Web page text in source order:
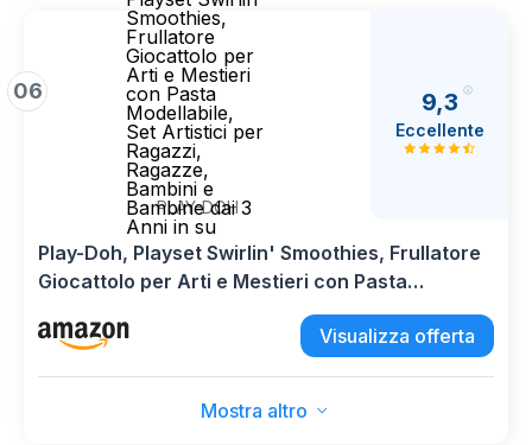
06
Smoothies,
Frullatore
Giocattolo per
Arti e Mestieri
con Pasta
Modellabile,
Set Artistici per
Ragazzi,
Ragazze,
Bambini e
Bambine dai 3
Anni in su
PLAY-DOH
9,3
Eccellente
Play-Doh, Playset Swirlin' Smoothies, Frullatore
Giocattolo per Arti e Mestieri con Pasta
Modellabile, Set Artistici per Ragazzi, Ragazze,
Bambini e Bambine dai 3 Anni in suVisualizza offerta
Mostra altro